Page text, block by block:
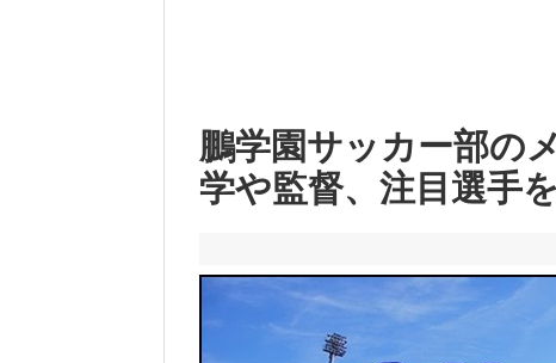
鵬学園サッカー部の
学や監督、注目選手